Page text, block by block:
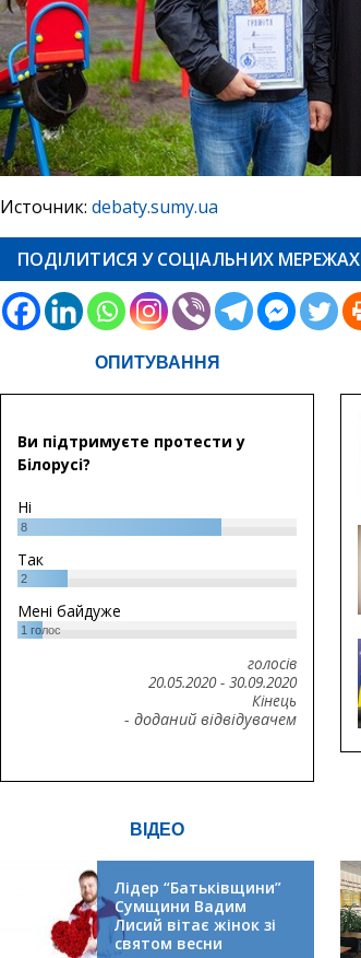
Источник: debaty.sumy.ua
ПОДІЛИТИСЯ У СОЦІАЛЬНИХ МЕРЕЖАХ
ОПИТУВАННЯ
Ви підтримуєте протести у
Білорусі?
Ні
8
Так
2
Мені байдуже
1голос
голосів
20.05.2020- 30.09.2020
Кінець
- доданий відвідувачем
ВІДЕО
Лідер “Батьківщини”
Сумщини Вадим
Лисий вітає жінок зі
святом весни